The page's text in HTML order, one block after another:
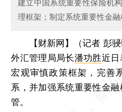
建立中国系统重要性保险机
理框架；制定系统重要性金
【财新网】（记者 彭骎
外汇管理局局长潘功胜近日
宏观审慎政策框架，完善
系，并加强系统重要性金
管。